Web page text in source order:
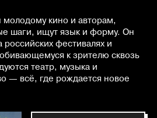
кино и авторам,
шаги, ищут язык и форму. Он
фестивалях и
к зрителю сквозь
театр, музыка и
— всё, где рождается новое